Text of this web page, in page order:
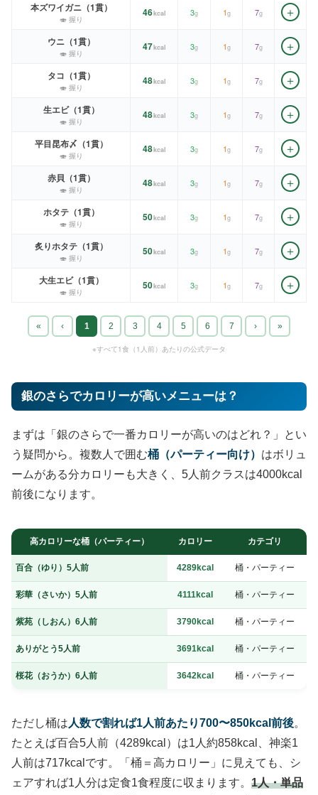
本ズワイガニ（1貫）
🍣 握り
46kcal 3g 1g 7g ＋
ウニ（1貫）
🍣 握り
47kcal 3g 1g 7g ＋
タコ（1貫）
🍣 握り
48kcal 3g 1g 7g ＋
生エビ（1貫）
🍣 握り
48kcal 3g 1g 7g ＋
平目昆布〆（1貫）
🍣 握り
48kcal 3g 1g 7g ＋
赤貝（1貫）
🍣 握り
48kcal 3g 1g 7g ＋
ホタテ（1貫）
🍣 握り
50kcal 3g 1g 7g ＋
炙りホタテ（1貫）
🍣 握り
50kcal 3g 1g 7g ＋
大生エビ（1貫）
🍣 握り
50kcal 3g 1g 7g ＋
« ‹ 1 2 3 4 5 6 7 › »
※すべて1食（1人前）あたりの公式データ
銀のさらでカロリーが高いメニューは？
まずは「銀のさらで一番カロリーが高いのはどれ？」とい
う疑問から。複数人で囲む桶（パーティー向け） はボリュ
ームがある分カロリーも大きく、5人前クラスは4000kcal
前後になります。
高カロリーな桶（パーティー） カロリー カテゴリ
百合（ゆり）5人前 4289kcal 桶・パーティー
彩華（さいか）5人前 4111kcal 桶・パーティー
紫苑（しおん）6人前 3790kcal 桶・パーティー
ありがとう5人前 3691kcal 桶・パーティー
桜花（おうか）6人前 3642kcal 桶・パーティー
ただし桶は 人数で割れば1人前あたり700〜850kcal前後。
たとえば百合5人前（4289kcal）は1人約858kcal、神楽1
人前は717kcalです。「桶＝高カロリー」に見えても、シ
ェアすれば1人分は定食1食程度に収まります。 1人・単品